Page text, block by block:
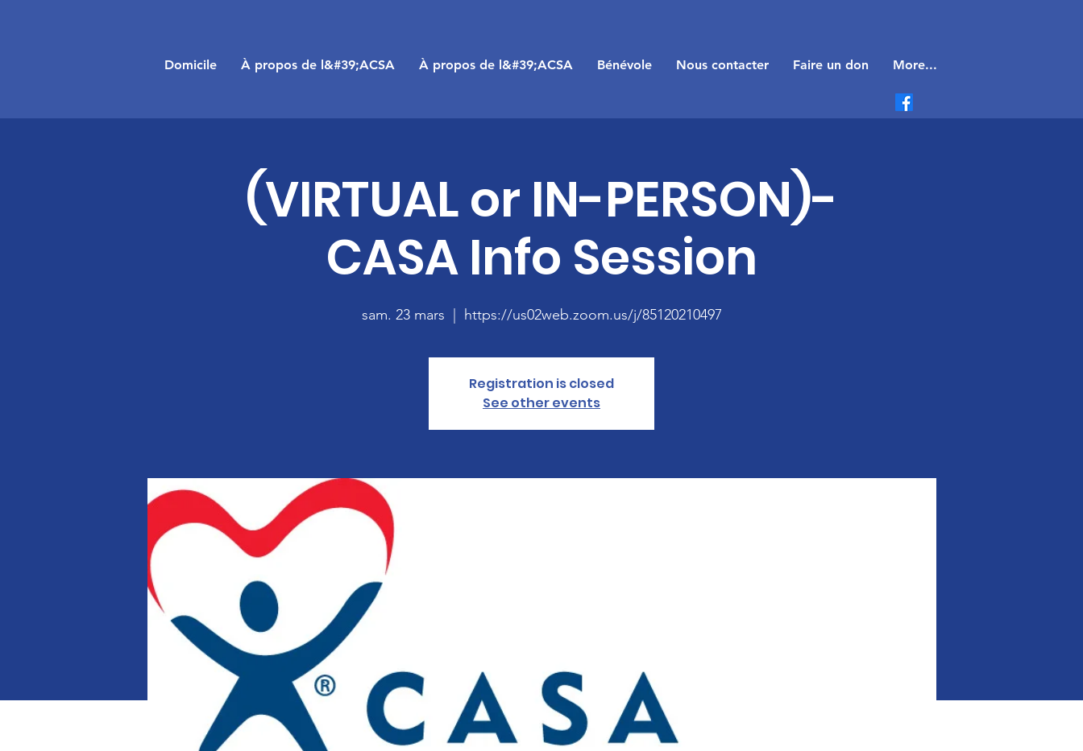
Domicile À propos de l&#39;ACSA À propos de l&#39;ACSA Bénévole Nous contacter Faire un don More...
(VIRTUAL or IN-PERSON)-
CASA Info Session
sam. 23 mars https://us02web.zoom.us/j/85120210497
Registration is closed
See other events